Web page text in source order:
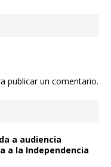
publicar un comentario.
a audiencia
a la Independencia